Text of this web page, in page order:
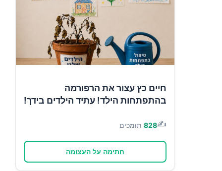
חיים כץ עצור את הרפורמה
בהתפתחות הילד! עתיד הילדים בידך!
✍️
828 תומכים
חתימה על העצומה